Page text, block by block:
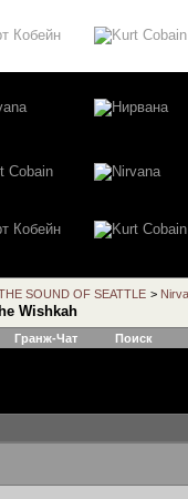
SOUND OF SEATTLE >
Wishkah
Гранж-Чат Поиск